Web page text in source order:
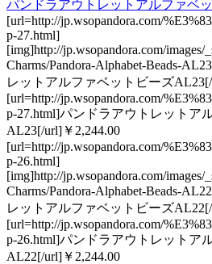
パンドラアウトレットアルファベ
[url=http://jp.wsopandora.com/
p-27.html]
[img]http://jp.wsopandora.com/images/
Charms/Pandora-Alphabet-Beads-
レットアルファベットビーズ
[url=http://jp.wsopandora.com/
p-27.html]パンドラアウトレットア
AL23[/url]￥2,244.00
[url=http://jp.wsopandora.com/
p-26.html]
[img]http://jp.wsopandora.com/images/
Charms/Pandora-Alphabet-Beads-
レットアルファベットビーズ
[url=http://jp.wsopandora.com/
p-26.html]パンドラアウトレットア
AL22[/url]￥2,244.00